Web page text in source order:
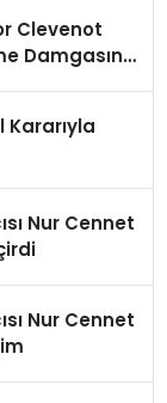
Clevenot
Damgasını
Kararıyla
Nur Cennet
Nur Cennet